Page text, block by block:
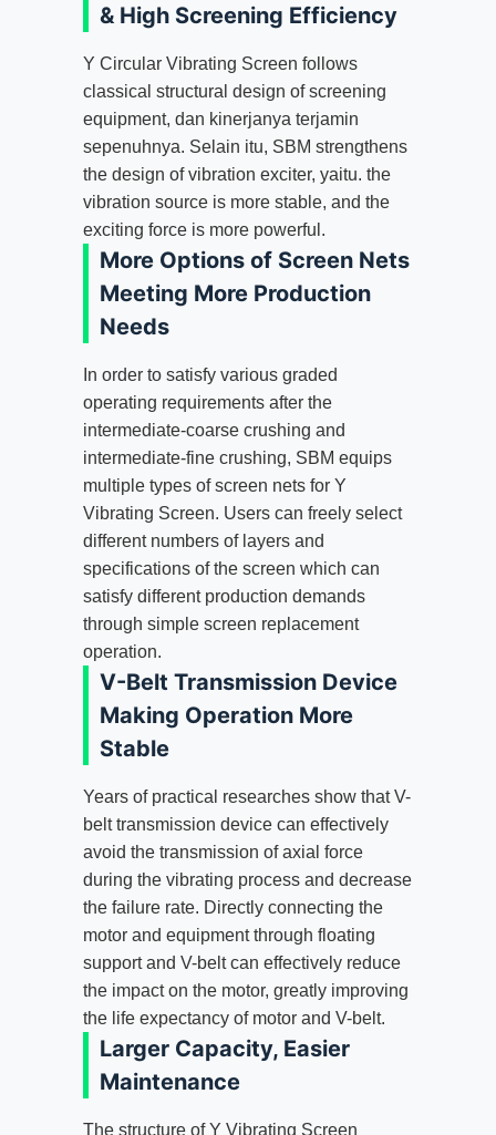
& High Screening Efficiency
Y Circular Vibrating Screen follows
classical structural design of screening
equipment, dan kinerjanya terjamin
sepenuhnya. Selain itu, SBM strengthens
the design of vibration exciter, yaitu. the
vibration source is more stable, and the
exciting force is more powerful .
More Options of Screen Nets
Meeting More Production
Needs
In order to satisfy various graded
operating requirements after the
intermediate-coarse crushing and
intermediate-fine crushing, SBM equips
multiple types of screen nets for Y
Vibrating Screen. Users can freely select
different numbers of layers and
specifications of the screen which can
satisfy different production demands
through simple screen replacement
operation.
V-Belt Transmission Device
Making Operation More
Stable
Years of practical researches show that V-
belt transmission device can effectively
avoid the transmission of axial force
during the vibrating process and decrease
the failure rate. Directly connecting the
motor and equipment through floating
support and V-belt can effectively reduce
the impact on the motor, greatly improving
the life expectancy of motor and V-belt.
Larger Capacity, Easier
Maintenance
The structure of Y Vibrating Screen